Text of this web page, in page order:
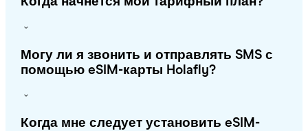
Могу ли я звонить и отправлять SMS с
помощью eSIM-карты Holafly?
Когда мне следует установить eSIM-